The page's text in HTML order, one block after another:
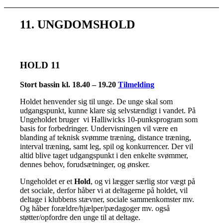
11. UNGDOMSHOLD
HOLD 11
Stort bassin kl. 18.40 – 19.20Tilmelding
Holdet henvender sig til unge. De unge skal som
udgangspunkt, kunne klare sig selvstændigt i vandet. På
Ungeholdet bruger vi Halliwicks 10-punksprogram som
basis for forbedringer. Undervisningen vil være en
blanding af teknisk svømme træning, distance træning,
interval træning, samt leg, spil og konkurrencer. Der vil
altid blive taget udgangspunkt i den enkelte svømmer,
dennes behov, forudsætninger, og ønsker.
Ungeholdet er etHold, og vi lægger særlig stor vægt på
det sociale, derfor håber vi at deltagerne på holdet, vil
deltage i klubbens stævner, sociale sammenkomster mv.
Og håber forældre/hjælper/pædagoger mv. også
støtter/opfordre den unge til at deltage.